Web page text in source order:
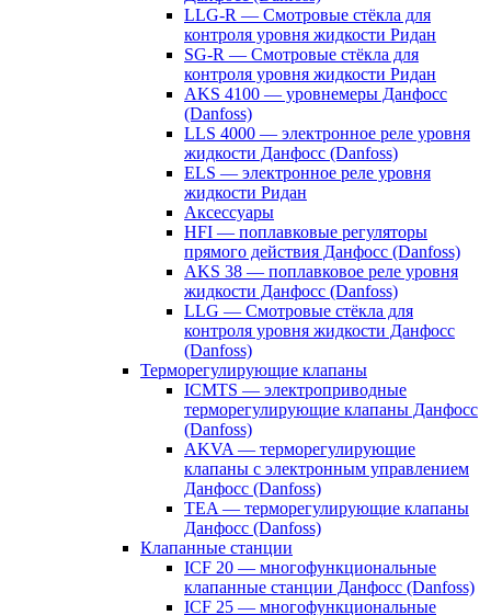
LLG-R — Смотровые стёкла для
контроля уровня жидкости Ридан
SG-R — Смотровые стёкла для
контроля уровня жидкости Ридан
AKS 4100 — уровнемеры Данфосс
(Danfoss)
LLS 4000 — электронное реле уровня
жидкости Данфосс (Danfoss)
ELS — электронное реле уровня
жидкости Ридан
Аксессуары
HFI — поплавковые регуляторы
прямого действия Данфосс (Danfoss)
AKS 38 — поплавковое реле уровня
жидкости Данфосс (Danfoss)
LLG — Смотровые стёкла для
контроля уровня жидкости Данфосс
(Danfoss)
Терморегулирующие клапаны
ICMTS — электроприводные
терморегулирующие клапаны Данфосс
(Danfoss)
AKVA — терморегулирующие
клапаны с электронным управлением
Данфосс (Danfoss)
TEA — терморегулирующие клапаны
Данфосс (Danfoss)
Клапанные станции
ICF 20 — многофункциональные
клапанные станции Данфосс (Danfoss)
ICF 25 — многофункциональные